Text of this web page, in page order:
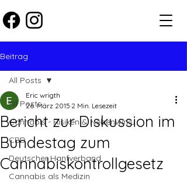
Beitrag
All Posts
Cannabis - Risiken & Nebenwirku
CBD
Deutscher Hanfverband
Cannabis als Medizin
All Posts
Bericht zur Diskussion im
Bundestag zum
Cannabiskontrollgesetz
Eric wrigth
26. März 2015 2 Min. Lesezeit